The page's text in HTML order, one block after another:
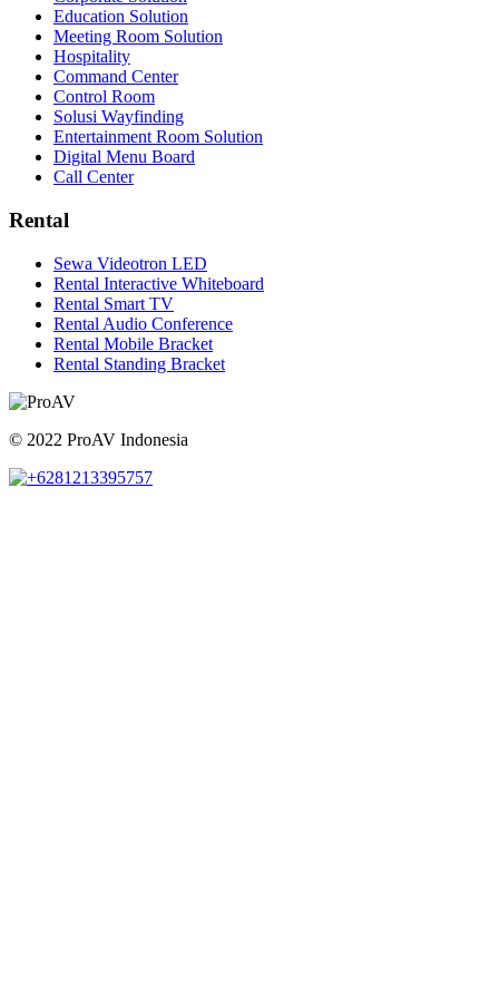
Education Solution
Meeting Room Solution
Hospitality
Command Center
Control Room
Solusi Wayfinding
Entertainment Room Solution
Digital Menu Board
Call Center
Rental
Sewa Videotron LED
Rental Interactive Whiteboard
Rental Smart TV
Rental Audio Conference
Rental Mobile Bracket
Rental Standing Bracket
© 2022 ProAV Indonesia